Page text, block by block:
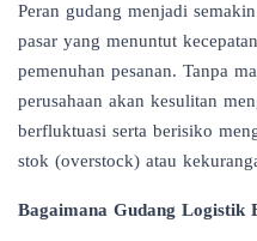
Peran gudang menjadi
pasar yang menuntut
pemenuhan pesanan. Tanpa
perusahaan akan kesulitan
berfluktuasi serta berisiko
stok (overstock) atau
Bagaimana Gudang Logistik